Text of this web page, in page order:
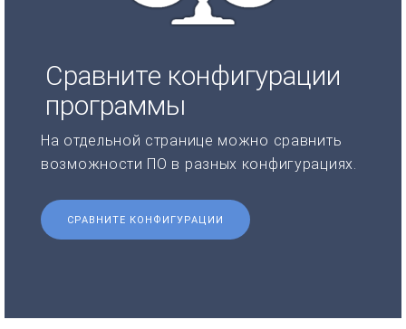
Сравните конфигурации
программы
На отдельной странице можно сравнить
возможности ПО в разных конфигурациях.
СРАВНИТЕ КОНФИГУРАЦИИ